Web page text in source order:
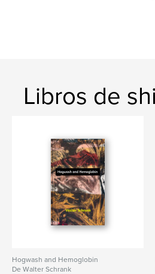
Libros de
Hogwash and Hemoglobin
De Walter Schrank